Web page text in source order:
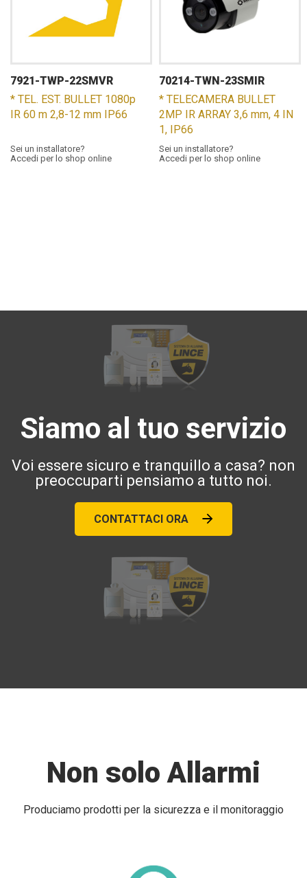
7921-TWP-22SMVR
* TEL. EST. BULLET 1080p
IR 60 m 2,8-12 mm IP66
Sei un installatore?
Accedi per lo shop online
70214-TWN-23SMIR
* TELECAMERA BULLET
2MP IR ARRAY 3,6 mm, 4 IN
1, IP66
Sei un installatore?
Accedi per lo shop online
Siamo al tuo servizio
Voi essere sicuro e tranquillo a casa? non
preoccuparti pensiamo a tutto noi.
CONTATTACI ORA
Non solo Allarmi
Produciamo prodotti per la sicurezza e il monitoraggio